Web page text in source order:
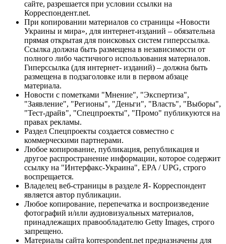
сайте, разрешается при условии ссылки на
Корреспондент.net.
При копировании материалов со страницы «Новости
Украины и мира», для интернет-изданий – обязательна
прямая открытая для поисковых систем гиперссылка.
Ссылка должна быть размещена в независимости от
полного либо частичного использования материалов.
Гиперссылка (для интернет- изданий) – должна быть
размещена в подзаголовке или в первом абзаце
материала.
Новости с пометками "Мнение", "Экспертиза",
"Заявление", "Регионы", "Деньги", "Власть", "Выборы",
"Тест-драйв", "Спецпроекты", "Промо" публикуются на
правах рекламы.
Раздел Спецпроекты создается совместно с
коммерческими партнерами.
Любое копирование, публикация, републикация и
другое распространение информации, которое содержит
ссылку на "Интерфакс-Украина", EPA / UPG, строго
воспрещается.
Владелец веб-страницы в разделе Я- Корреспондент
является автор публикации.
Любое копирование, перепечатка и воспроизведение
фотографий и/или аудиовизуальных материалов,
принадлежащих правообладателю Getty Images, строго
запрещено.
Материалы сайта korrespondent.net предназначены для